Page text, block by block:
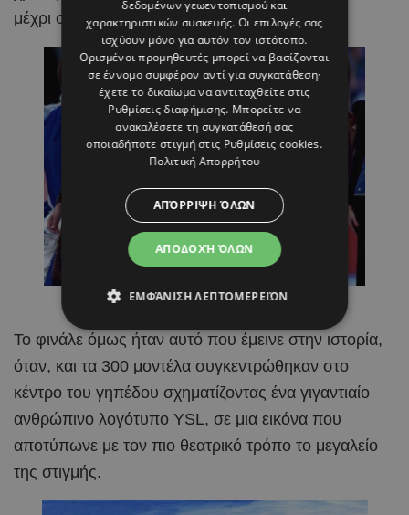
μέχρι σήμερα.
Photo By Pinterest – Η Carla Bruni
Το φινάλε όμως ήταν αυτό που έμεινε στην ιστορία,
όταν, και τα 300 μοντέλα συγκεντρώθηκαν στο
κέντρο του γηπέδου σχηματίζοντας ένα γιγαντιαίο
ανθρώπινο λογότυπο YSL, σε μια εικόνα που
αποτύπωνε με τον πιο θεατρικό τρόπο το μεγαλείο
της στιγμής.
δεδομένων γεωεντοπισμού και
χαρακτηριστικών συσκευής. Οι επιλογές σας
ισχύουν μόνο για αυτόν τον ιστότοπο.
Ορισμένοι προμηθευτές μπορεί να βασίζονται
σε έννομο συμφέρον αντί για συγκατάθεση·
έχετε το δικαίωμα να αντιταχθείτε στις
Ρυθμίσεις διαφήμισης. Μπορείτε να
ανακαλέσετε τη συγκατάθεσή σας
οποιαδήποτε στιγμή στις Ρυθμίσεις cookies.
Πολιτική Απορρήτου
ΑΠΟΔΟΧΉ ΌΛΩΝ
ΑΠΌΡΡΙΨΗ ΌΛΩΝ
ΕΜΦΆΝΙΣΗ ΛΕΠΤΟΜΕΡΕΙΏΝ